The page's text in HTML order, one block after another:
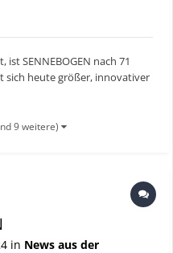
SENNEBOGEN nach 71
sich heute größer, innovativer
nur die Mitarbeiterzahl
auf ein beein...
9 weitere)
in News aus der